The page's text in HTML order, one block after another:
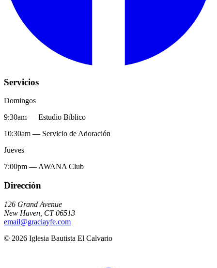
Servicios
Domingos
9:30am — Estudio Bíblico
10:30am — Servicio de Adoración
Jueves
7:00pm — AWANA Club
Dirección
126 Grand Avenue
New Haven CT 06513
email@graciayfe.com
© 2026 Iglesia Bautista El Calvario